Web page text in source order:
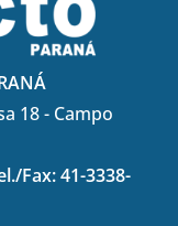
18 - Campo
Fax: 41-3338-